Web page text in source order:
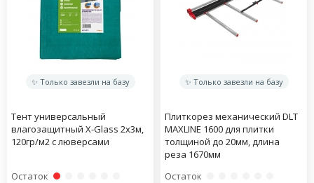
✨ Только завезли на базу
Тент универсальный
влагозащитный X-Glass 2х3м,
120гр/м2 c люверсами
Остаток
✨ Только завезли на базу
Плиткорез механический DLT
MAXLINE 1600 для плитки
толщиной до 20мм, длина
реза 1670мм
Остаток